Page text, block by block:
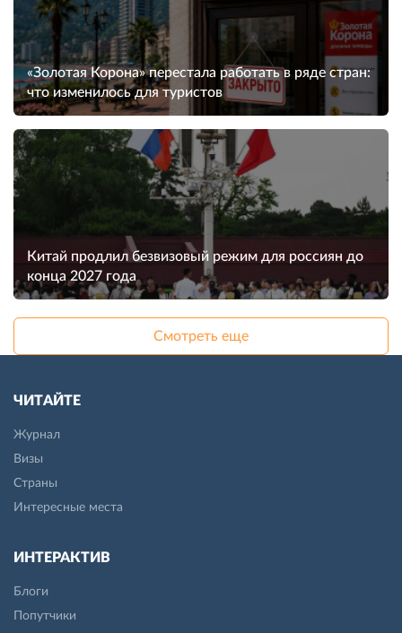
«Золотая Корона» перестала работать в ряде стран:
что изменилось для туристов
Китай продлил безвизовый режим для россиян до
конца 2027 года
Смотреть еще
ЧИТАЙТЕ
Журнал
Визы
Страны
Интересные места
ИНТЕРАКТИВ
Блоги
Попутчики